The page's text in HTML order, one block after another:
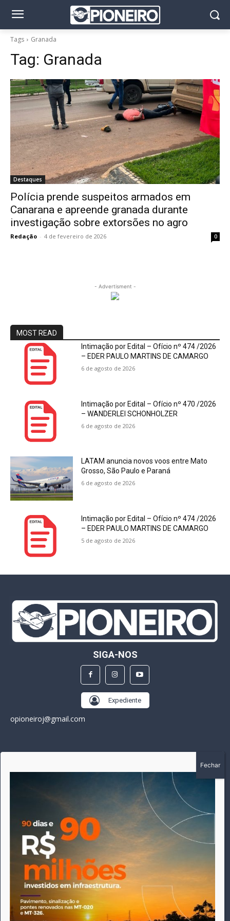
Tags Granada
Tag: Granada
Destaques
Polícia prende suspeitos armados em
Canarana e apreende granada durante
investigação sobre extorsões no agro
Redação - 4 de fevereiro de 2026 0
- Advertisment -
MOST READ
Intimação por Edital – Ofício nº 474 /2026
– EDER PAULO MARTINS DE CAMARGO
6 de agosto de 2026
Intimação por Edital – Ofício nº 470 /2026
– WANDERLEI SCHONHOLZER
6 de agosto de 2026
LATAM anuncia novos voos entre Mato
Grosso, São Paulo e Paraná
6 de agosto de 2026
Intimação por Edital – Ofício nº 474 /2026
– EDER PAULO MARTINS DE CAMARGO
5 de agosto de 2026
SIGA-NOS
Expediente
opioneiroj@gmail.com
A história do Pioneiro inicia em fevereiro de 2005 em
Canarana - MT, na época, como um jornal impresso semanal,
que chegou a possuir mil assinantes. Durante 15 anos, foram
publicadas 691 edições que narraram os acontecimentos
políticos, policiais e cotidianos de Canarana e região. Fiel a sua
origem, pautado sempre pela busca incessante da
imparcialidade, faz jus a sua logo, com o característico "avião
da praça" de Canarana, sendo o símbolo do
comprometimento deste veículo de comunicação com o
relato dos fatos neste município. Em 06 de dezembro de 2019
circulou a última edição impressa do jornal, que desde então
tem veiculação exclusivamente online.